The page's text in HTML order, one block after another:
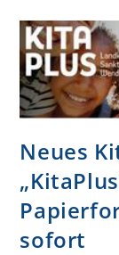
Neues
sofort